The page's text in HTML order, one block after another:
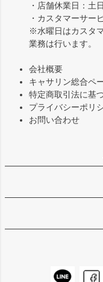
・店舗休業日：土
・カスタマーサー
※水曜日はカスタ
業務は行います。
会社概要
キャサリン総合ペ
特定商取引法に基
プライバシーポリ
お問い合わせ